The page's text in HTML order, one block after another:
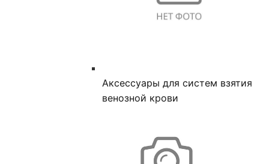
Аксессуары для систем взятия
венозной крови